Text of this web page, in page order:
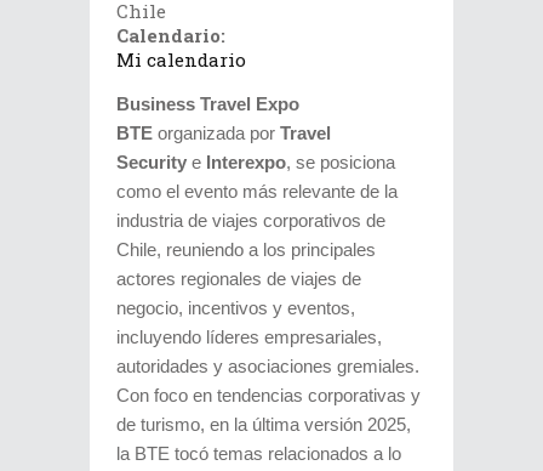
Chile
Calendario:
Mi calendario
Business Travel Expo
BTE organizada por Travel
Security e Interexpo, se posiciona
como el evento más relevante de la
industria de viajes corporativos de
Chile, reuniendo a los principales
actores regionales de viajes de
negocio, incentivos y eventos,
incluyendo líderes empresariales,
autoridades y asociaciones gremiales.
Con foco en tendencias corporativas y
de turismo, en la última versión 2025,
la BTE tocó temas relacionados a lo